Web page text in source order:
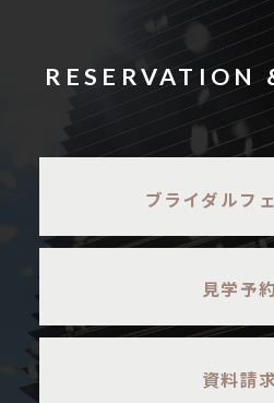
RESERVATION
ブライダルフ
見学予約
資料請求